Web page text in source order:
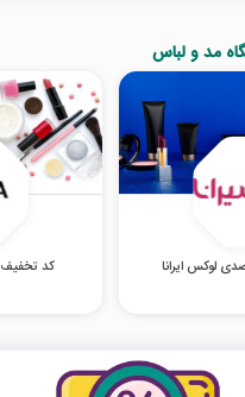
مد و لباس
کد تخفیف 120 هزار تومانی روژا